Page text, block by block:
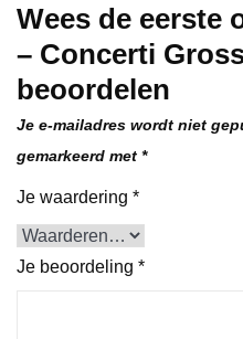
Wees de eerste
– Concerti
beoordelen
Je e-mailadres wordt niet
gemarkeerd met *
Je waardering *
Je beoordeling *